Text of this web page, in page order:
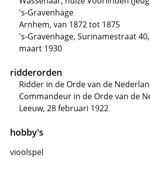
's-Gravenhage
Arnhem, van 1872 tot 1875
's-Gravenhage, Surinamestraat
maart 1930
ridderorden
Ridder in de Orde van de
Commandeur in de Orde van de
Leeuw, 28 februari 1922
hobby's
vioolspel